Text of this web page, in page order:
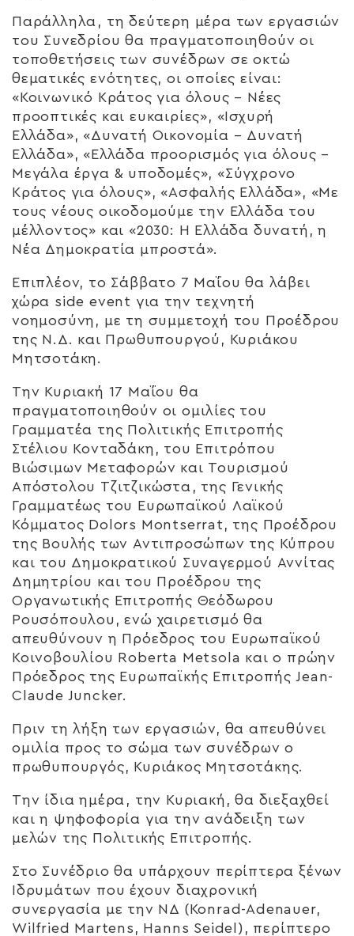
Παράλληλα, τη δεύτερη μέρα των εργασιών
του Συνεδρίου θα πραγματοποιηθούν οι
τοποθετήσεις των συνέδρων σε οκτώ
θεματικές ενότητες, οι οποίες είναι:
«Κοινωνικό Κράτος για όλους – Νέες
προοπτικές και ευκαιρίες», «Ισχυρή
Ελλάδα», «Δυνατή Οικονομία – Δυνατή
Ελλάδα», «Ελλάδα προορισμός για όλους –
Μεγάλα έργα & υποδομές», «Σύγχρονο
Κράτος για όλους», «Ασφαλής Ελλάδα», «Με
τους νέους οικοδομούμε την Ελλάδα του
μέλλοντος» και «2030: Η Ελλάδα δυνατή, η
Νέα Δημοκρατία μπροστά».
Επιπλέον, το Σάββατο 7 Μαΐου θα λάβει
χώρα side event για την τεχνητή
νοημοσύνη, με τη συμμετοχή του Προέδρου
της Ν.Δ. και Πρωθυπουργού, Κυριάκου
Μητσοτάκη.
Την Κυριακή 17 Μαΐου θα
πραγματοποιηθούν οι ομιλίες του
Γραμματέα της Πολιτικής Επιτροπής
Στέλιου Κονταδάκη, του Επιτρόπου
Βιώσιμων Μεταφορών και Τουρισμού
Απόστολου Τζιτζικώστα, της Γενικής
Γραμματέως του Ευρωπαϊκού Λαϊκού
Κόμματος Dolors Montserrat, της Προέδρου
της Βουλής των Αντιπροσώπων της Κύπρου
και του Δημοκρατικού Συναγερμού Αννίτας
Δημητρίου και του Προέδρου της
Οργανωτικής Επιτροπής Θεόδωρου
Ρουσόπουλου, ενώ χαιρετισμό θα
απευθύνουν η Πρόεδρος του Ευρωπαϊκού
Κοινοβουλίου Roberta Metsola και ο πρώην
Πρόεδρος της Ευρωπαϊκής Επιτροπής Jean-
Claude Juncker.
Πριν τη λήξη των εργασιών, θα απευθύνει
ομιλία προς το σώμα των συνέδρων ο
πρωθυπουργός, Κυριάκος Μητσοτάκης.
Την ίδια ημέρα, την Κυριακή, θα διεξαχθεί
και η ψηφοφορία για την ανάδειξη των
μελών της Πολιτικής Επιτροπής.
Στο Συνέδριο θα υπάρχουν περίπτερα ξένων
Ιδρυμάτων που έχουν διαχρονική
συνεργασία με την ΝΔ (Konrad-Adenauer,
Wilfried Martens, Hanns Seidel), περίπτερο